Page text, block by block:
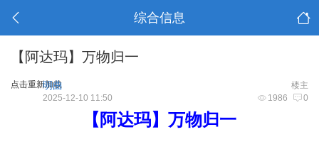
综合信息
【阿达玛】万物归一
点击重新加载 楼主
明曲
1986 0
2025-12-10 11:50
【阿达玛】万物归一